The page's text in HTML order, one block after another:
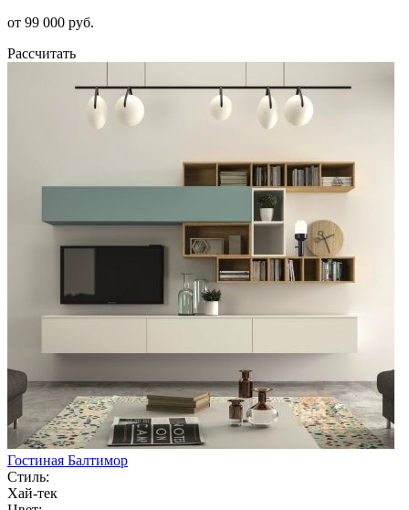
от 99 000 руб.
Рассчитать
Гостиная Балтимор
Стиль:
Хай-тек